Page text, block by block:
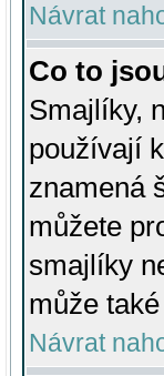
Návrat
Co to
Smajlíky,
používají
znamená
můžete
smajlíky
může
Návrat